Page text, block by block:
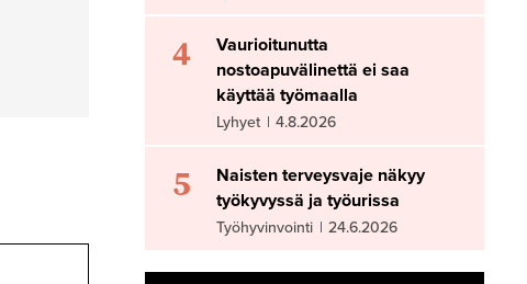
4
Vaurioitunutta
nostoapuvälinettä ei saa
käyttää työmaalla
Lyhyet | 4.8.2026
5
Naisten terveysvaje näkyy
työkyvyssä ja työurissa
Työhyvinvointi | 24.6.2026